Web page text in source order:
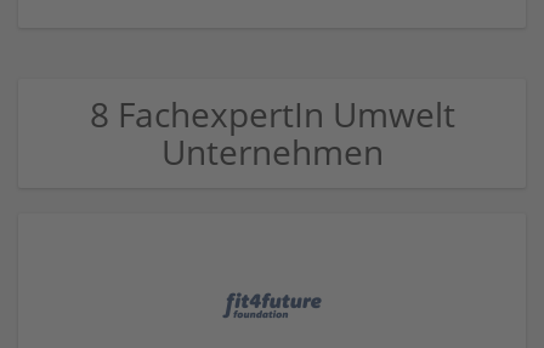
8 FachexpertIn Umwelt
Unternehmen